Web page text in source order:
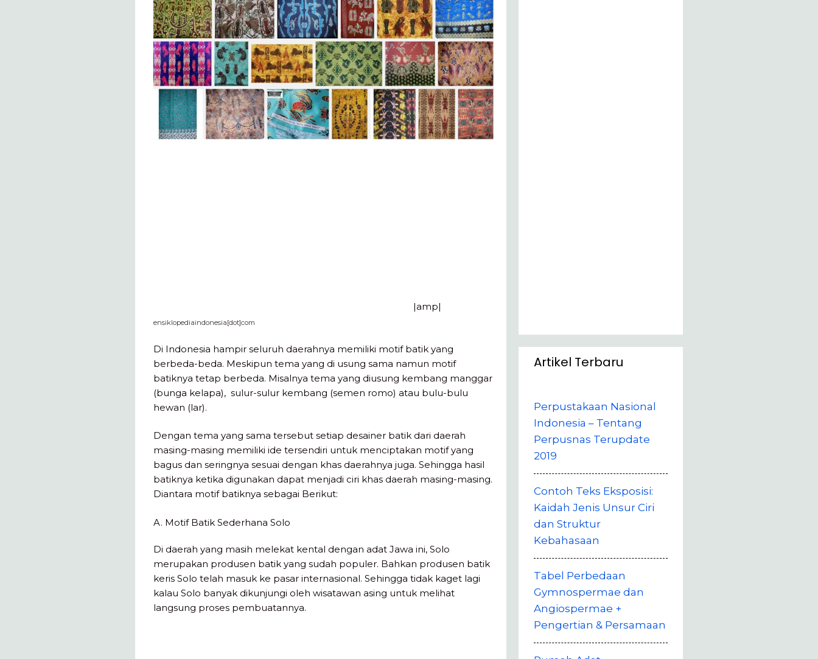
|amp|
ensiklopediaindonesia[dot]com
Di Indonesia hampir seluruh daerahnya memiliki motif batik yang
berbeda-beda. Meskipun tema yang di usung sama namun motif
batiknya tetap berbeda. Misalnya tema yang diusung kembang manggar
(bunga kelapa), sulur-sulur kembang (semen romo) atau bulu-bulu
hewan (lar).
Dengan tema yang sama tersebut setiap desainer batik dari daerah
masing-masing memiliki ide tersendiri untuk menciptakan motif yang
bagus dan seringnya sesuai dengan khas daerahnya juga. Sehingga hasil
batiknya ketika digunakan dapat menjadi ciri khas daerah masing-masing.
Diantara motif batiknya sebagai Berikut:
A. Motif Batik Sederhana Solo
Di daerah yang masih melekat kental dengan adat Jawa ini, Solo
merupakan produsen batik yang sudah populer. Bahkan produsen batik
keris Solo telah masuk ke pasar internasional. Sehingga tidak kaget lagi
kalau Solo banyak dikunjungi oleh wisatawan asing untuk melihat
langsung proses pembuatannya.
Artikel Terbaru
Perpustakaan Nasional
Indonesia – Tentang
Perpusnas Terupdate
2019
Contoh Teks Eksposisi:
Kaidah Jenis Unsur Ciri
dan Struktur
Kebahasaan
Tabel Perbedaan
Gymnospermae dan
Angiospermae +
Pengertian & Persamaan